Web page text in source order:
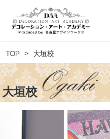
TOP 大垣校
大垣校